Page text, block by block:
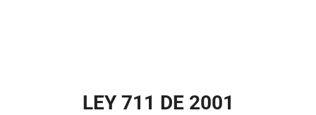
LEY 711 DE 2001